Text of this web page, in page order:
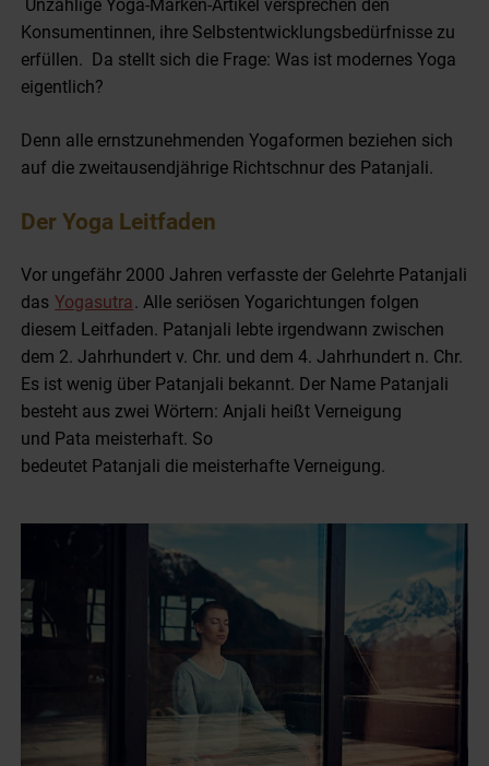
Unzählige Yoga-Marken-Artikel versprechen den
Konsumentinnen, ihre Selbstentwicklungsbedürfnisse zu
erfüllen. Da stellt sich die Frage: Was ist modernes Yoga
eigentlich?
Denn alle ernstzunehmenden Yogaformen beziehen sich
auf die zweitausendjährige Richtschnur des Patanjali.
Der Yoga Leitfaden
Vor ungefähr 2000 Jahren verfasste der Gelehrte Patanjali
das Yogasutra. Alle seriösen Yogarichtungen folgen
diesem Leitfaden. Patanjali lebte irgendwann zwischen
dem 2. Jahrhundert v. Chr. und dem 4. Jahrhundert n. Chr.
Es ist wenig über Patanjali bekannt. Der Name Patanjali
besteht aus zwei Wörtern:Anjali heißt Verneigung
und Pata meisterhaft. So
bedeutet Patanjali die meisterhafte Verneigung.